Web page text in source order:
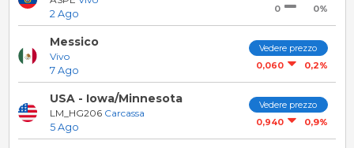
2 Ago
0
0%
Messico
Vivo
7 Ago
Vedere prezzo
0,060
0,2%
USA - Iowa/Minnesota
LM_HG206 Carcassa
5 Ago
Vedere prezzo
0,940
0,9%